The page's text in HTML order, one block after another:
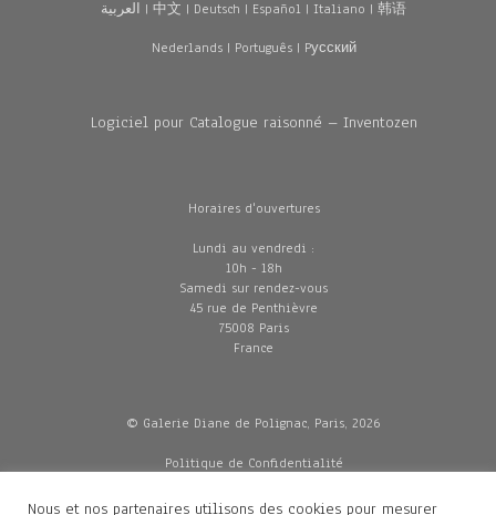
العربية | 中文 | Deutsch | Español | Italiano | 韩语
Nederlands| Português| Pусский
Logiciel pour Catalogue raisonné – Inventozen
Horaires d'ouvertures
Lundi au vendredi :
10h - 18h
Samedi sur rendez-vous
45 rue de Penthièvre
75008 Paris
France
© Galerie Diane de Polignac, Paris, 2026
Politique de Confidentialité
Mentions légales
Nous et nos partenaires utilisons des cookies pour mesurer